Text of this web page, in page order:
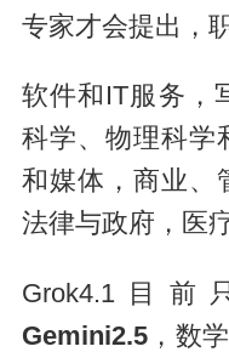
专家才会提出，
软件和IT服务，
科学、物理科学
和媒体，商业、
法律与政府，医
Grok4.1目
Gemini2.5，数